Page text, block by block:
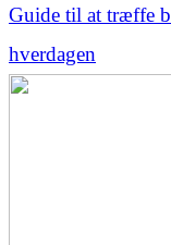
Guide til at træffe
hverdagen